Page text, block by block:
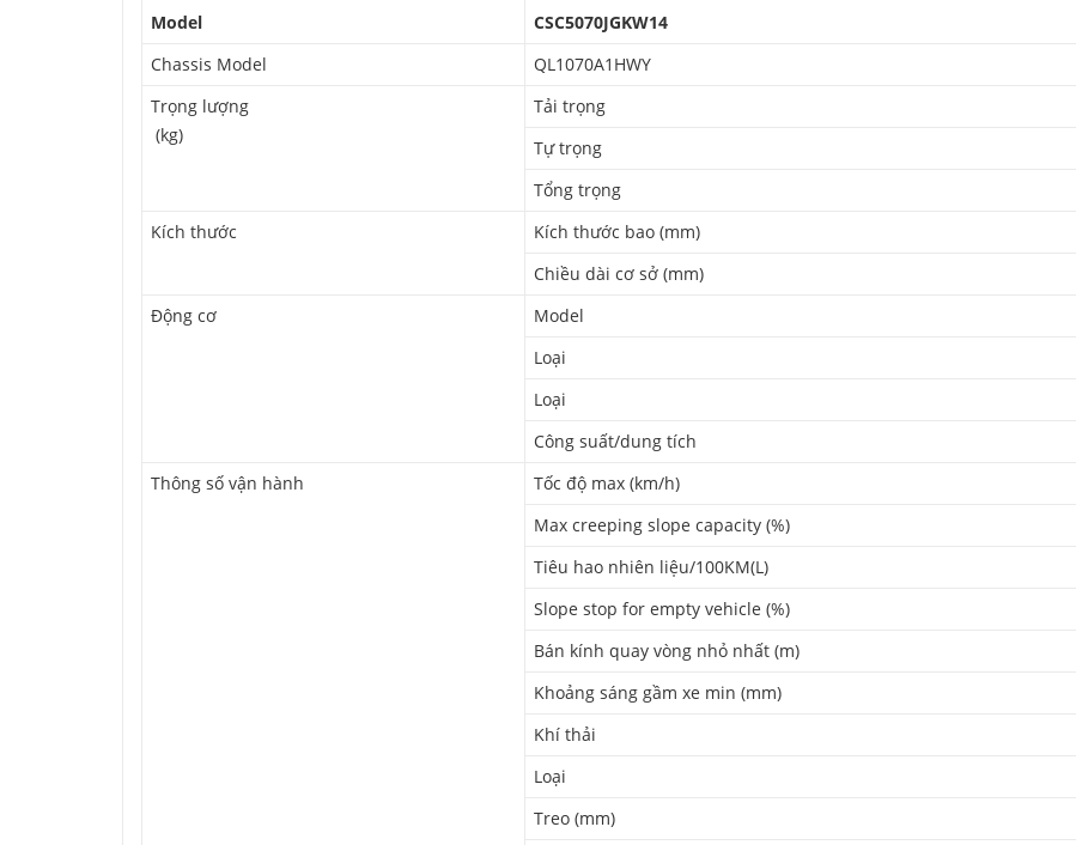
Model
CSC5070JGKW14
Chassis Model
QL1070A1HWY
Trọng lượng
(kg)
Tải trọng
Tự trọng
Tổng trọng
Kích thước
Kích thước bao (mm)
Chiều dài cơ sở (mm)
Động cơ
Model
Loại
Loại
Công suất/dung tích
Thông số vận hành
Tốc độ max (km/h)
Max creeping slope capacity (%)
Tiêu hao nhiên liệu/100KM(L)
Slope stop for empty vehicle (%)
Bán kính quay vòng nhỏ nhất (m)
Khoảng sáng gầm xe min (mm)
Khí thải
Loại
Treo (mm)